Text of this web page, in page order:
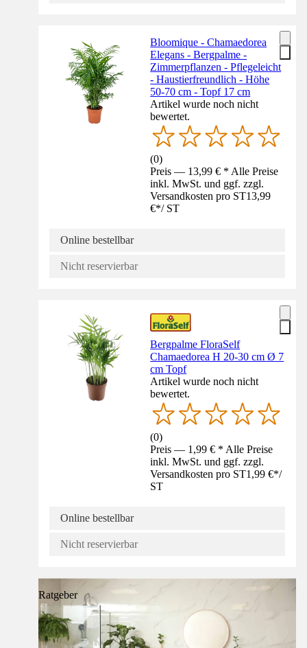
Bloomique - Chamaedorea
Elegans - Bergpalme -
Zimmerpflanzen - Pflegeleicht
- Haustierfreundlich - Höhe
50-70 cm - Topf 17 cm
Artikel wurde noch nicht
bewertet.
(0)
Preis — 13,99 € * Alle Preise
inkl. MwSt. und ggf. zzgl.
Versandkosten pro ST13,99
€*/ ST
Online bestellbar
Nicht reservierbar
Bergpalme FloraSelf
Chamaedorea H 20-30 cm Ø 7
cm Topf
Artikel wurde noch nicht
bewertet.
(0)
Preis — 1,99 € * Alle Preise
inkl. MwSt. und ggf. zzgl.
Versandkosten pro ST1,99 €*/
ST
Online bestellbar
Nicht reservierbar
Ratgeber